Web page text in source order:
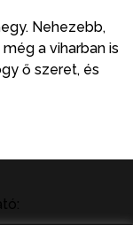
Nehezebb,
a viharban is
ő szeret, és